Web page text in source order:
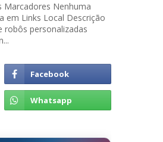
Marcadores Nenhuma
em Links Local Descrição
robôs personalizadas